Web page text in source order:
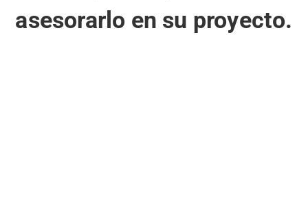
asesorarlo en su proyecto.